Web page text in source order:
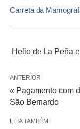
Carreta da
Helio de La Peña
ANTERIOR
« Pagamento com
São Bernardo
LEIA TAMBÉM: